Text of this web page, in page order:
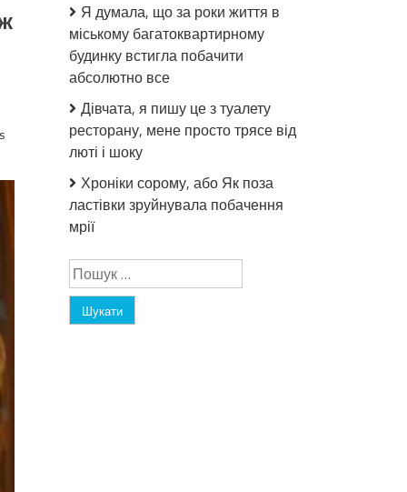
Я думала, що за роки життя в
міському багатоквартирному
будинку встигла побачити
абсолютно все
Дівчата, я пишу це з туалету
ресторану, мене просто трясе від
люті і шоку
Хроніки сорому, або Як поза
ластівки зруйнувала побачення
мрії
Пошук: